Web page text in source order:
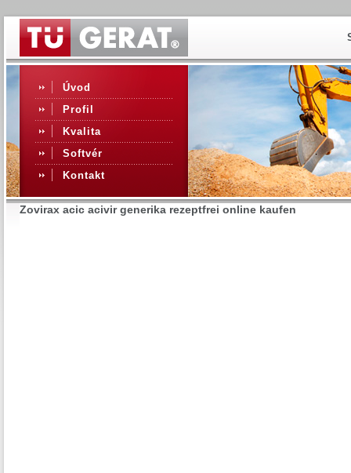
Úvod
Profil
Kvalita
Softvér
Kontakt
Zovirax acic acivir generika rezeptfrei online kaufen